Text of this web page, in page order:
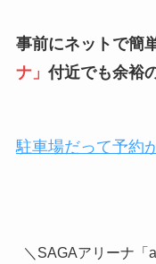
事前にネットで簡
ナ」付近でも余裕
駐車場だって予約
＼SAGAアリーナ「